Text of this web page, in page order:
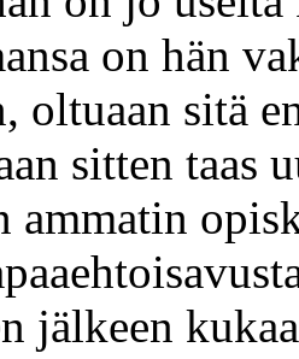
on hän
oltuaan sitä
sitten taas
ammatin
jälkeen